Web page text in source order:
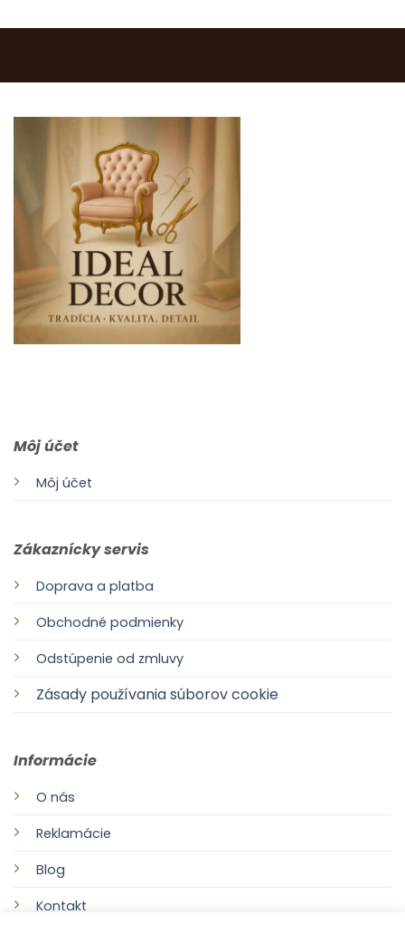
Môj účet
Môj účet
Zákaznícky servis
Doprava a platba
Obchodné podmienky
Odstúpenie od zmluvy
Zásady používania súborov cookie
Informácie
O nás
Reklamácie
Blog
Kontakt